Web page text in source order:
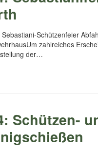
Schützenfeier
zahlreiches
der…
Schützen-